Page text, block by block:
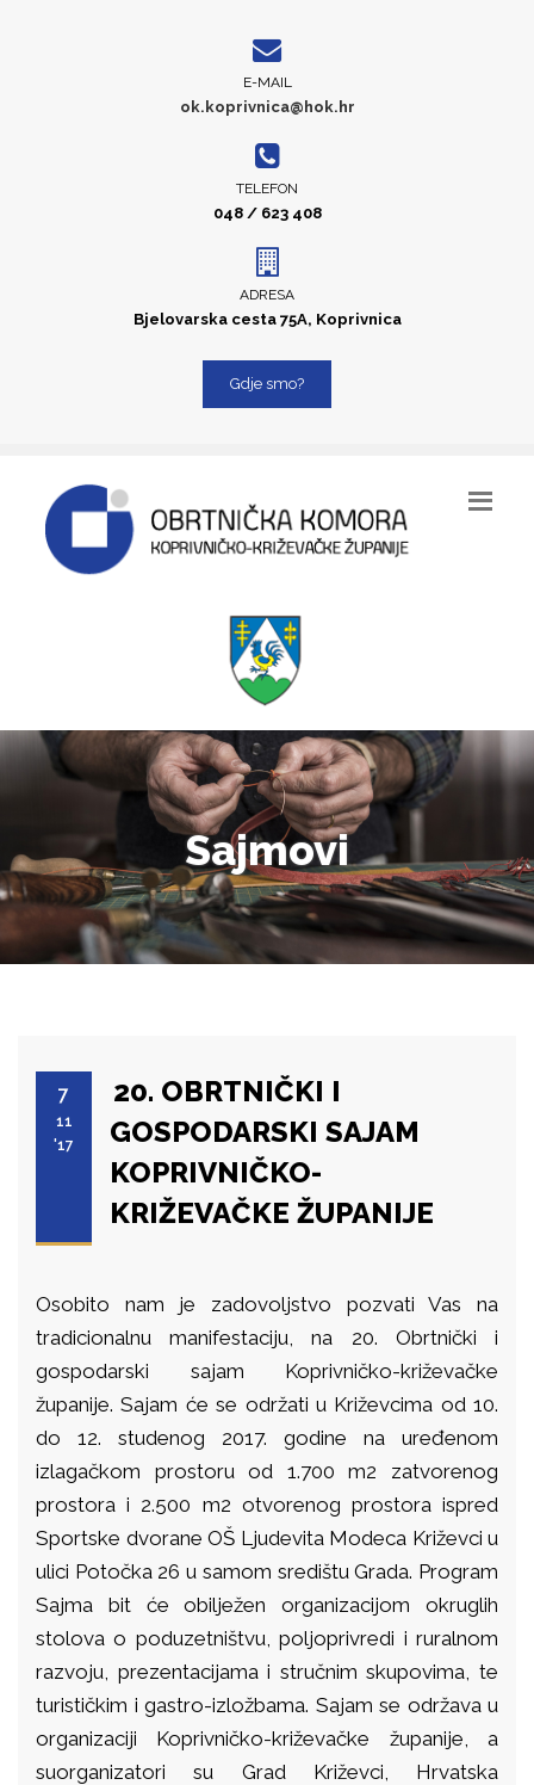
E-MAIL
ok.koprivnica@hok.hr
TELEFON
048 / 623 408
ADRESA
Bjelovarska cesta 75A, Koprivnica
Gdje smo?
Sajmovi
7
11
'17
20. OBRTNIČKI I
GOSPODARSKI SAJAM
KOPRIVNIČKO-
KRIŽEVAČKE ŽUPANIJE
Osobito nam je zadovoljstvo pozvati Vas na
tradicionalnu manifestaciju, na 20. Obrtnički i
gospodarski sajam Koprivničko-križevačke
županije. Sajam će se održati u Križevcima od 10.
do 12. studenog 2017. godine na uređenom
izlagačkom prostoru od 1.700 m2 zatvorenog
prostora i 2.500 m2 otvorenog prostora ispred
Sportske dvorane OŠ Ljudevita Modeca Križevci u
ulici Potočka 26 u samom središtu Grada. Program
Sajma bit će obilježen organizacijom okruglih
stolova o poduzetništvu, poljoprivredi i ruralnom
razvoju, prezentacijama i stručnim skupovima, te
turističkim i gastro-izložbama. Sajam se održava u
organizaciji Koprivničko-križevačke županije, a
suorganizatori su Grad Križevci, Hrvatska